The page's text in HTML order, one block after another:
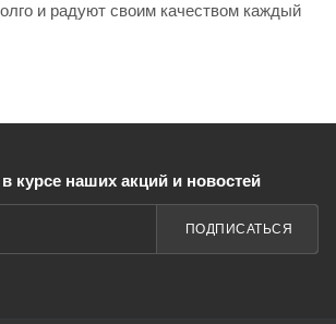
и радуют своим качеством каждый
курсе наших акций и новостей
ПОДПИСАТЬСЯ